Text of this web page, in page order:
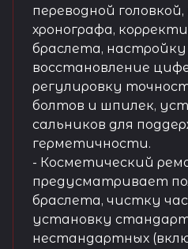
переводной
хронографа,
браслета, настройку
восстановление
регулировку
болтов и шпилек,
сальников для
герметичности.
- Косметический
предусматривает
браслета, чистку
установку
нестандартных